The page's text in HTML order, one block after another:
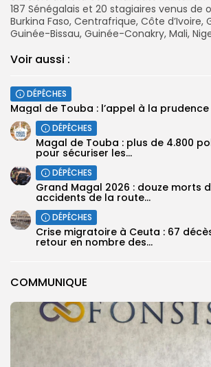
COMMUNIQUE
187 Sénégalais et 20 stagiaires venus de
Burkina Faso, Centrafrique, Côte d’Ivoire,
Guinée-Bissau, Guinée-Conakry, Mali,
Voir aussi :
DÉPÊCHES
Magal de Touba : l’appel à la prudence
DÉPÊCHES
Magal de Touba : plus de 4.800
pour sécuriser les...
DÉPÊCHES
Grand Magal 2026 : douze morts
accidents de la route...
DÉPÊCHES
Crise migratoire à Ceuta : 67
retour en nombre des...